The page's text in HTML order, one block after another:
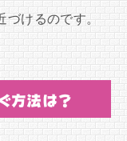
づけるのです。
方法は？